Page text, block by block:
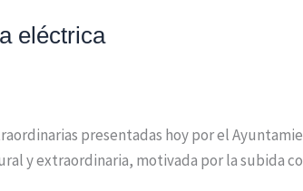
eléctrica
presentadas hoy por el
y extraordinaria, motivada por la subida